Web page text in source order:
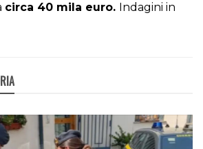
circa 40 mila euro. Indagini in